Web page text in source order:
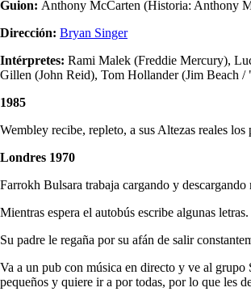
Guion: Anthony McCarten (Historia: Anthony
Dirección: Bryan Singer
Intérpretes: Rami Malek (Freddie Mercury),
Gillen (John Reid), Tom Hollander (Jim Beach
1985
Wembley recibe, repleto, a sus Altezas reales
Londres 1970
Farrokh Bulsara trabaja cargando y
Mientras espera el autobús escribe algunas letras.
Su padre le regaña por su afán de salir
Va a un pub con música en directo y ve al grupo
pequeños y quiere ir a por todas, por lo que les